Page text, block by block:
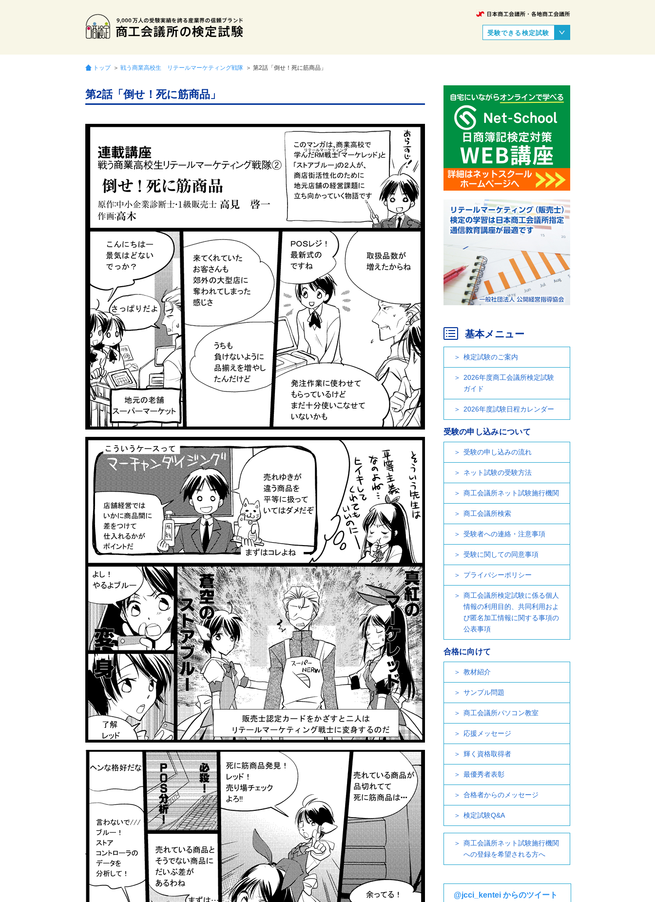
受験できる検定試験
トップ ＞ 戦う商業高校生 リテールマーケティング戦隊 ＞ 第2話「倒せ！死に筋商品」
第2話「倒せ！死に筋商品」
基本メニュー
検定試験のご案内
2026年度商工会議所検定試験
ガイド
2026年度試験日程カレンダー
受験の申し込みについて
受験の申し込みの流れ
ネット試験の受験方法
商工会議所ネット試験施行機関
商工会議所検索
受験者への連絡・注意事項
受験に関しての同意事項
プライバシーポリシー
商工会議所検定試験に係る個人
情報の利用目的、共同利用およ
び匿名加工情報に関する事項の
公表事項
合格に向けて
教材紹介
サンプル問題
商工会議所パソコン教室
応援メッセージ
輝く資格取得者
最優秀者表彰
合格者からのメッセージ
検定試験Q&A
商工会議所ネット試験施行機関
への登録を希望される方へ
@jcci_kentei からのツイート